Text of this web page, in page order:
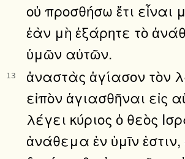
οὐ προσθήσω ἔτι εἶναι
ἐὰν μὴ ἐξάρητε τὸ
ὑμῶν αὐτῶν.
13
ἀναστὰς ἁγίασον τὸν
εἰπὸν ἁγιασθῆναι εἰς
λέγει κύριος ὁ θεὸς
ἀνάθεμα ἐν ὑμῖν ἐστιν,